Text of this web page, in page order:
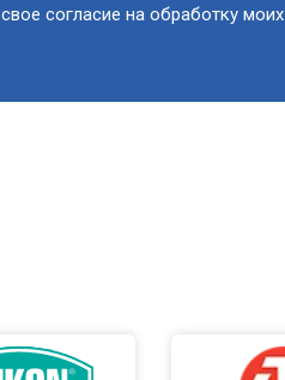
согласие на обработку моих